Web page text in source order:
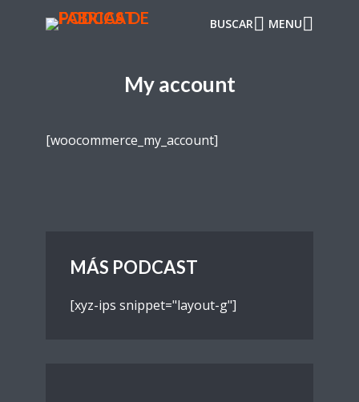
BUSCAR MENU
My account
[woocommerce_my_account]
MÁS PODCAST
[xyz-ips snippet="layout-g"]